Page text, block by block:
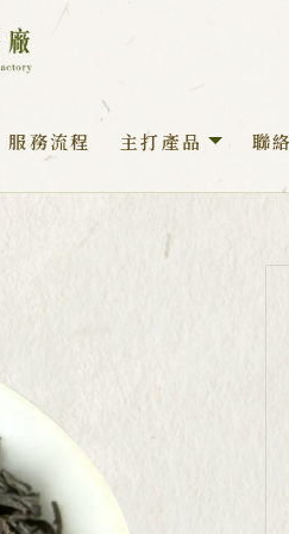
服務流程 主打產品 聯